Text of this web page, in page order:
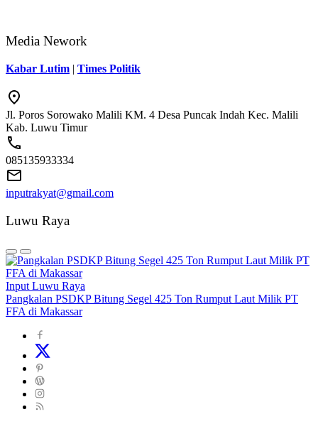
Media Nework
Kabar Lutim | Times Politik
Jl. Poros Sorowako Malili KM. 4 Desa Puncak Indah Kec. Malili
Kab. Luwu Timur
085135933334
inputrakyat@gmail.com
Luwu Raya
Input Luwu Raya
Pangkalan PSDKP Bitung Segel 425 Ton Rumput Laut Milik PT
FFA di Makassar